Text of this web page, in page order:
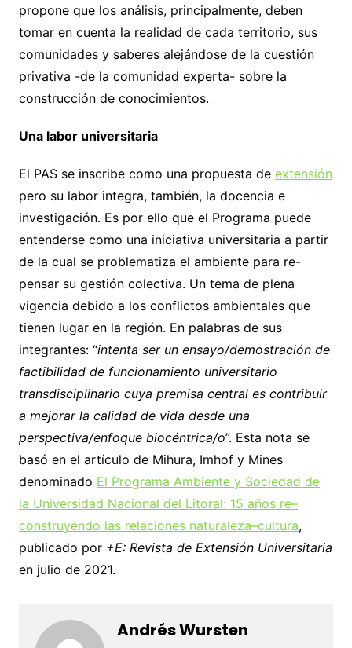
propone que los análisis, principalmente, deben
tomar en cuenta la realidad de cada territorio, sus
comunidades y saberes alejándose de la cuestión
privativa -de la comunidad experta- sobre la
construcción de conocimientos.
Una labor universitaria
El PAS se inscribe como una propuesta de extensión
pero su labor integra, también, la docencia e
investigación. Es por ello que el Programa puede
entenderse como una iniciativa universitaria a partir
de la cual se problematiza el ambiente para re-
pensar su gestión colectiva. Un tema de plena
vigencia debido a los conflictos ambientales que
tienen lugar en la región. En palabras de sus
integrantes: “intenta ser un ensayo/demostración de
factibilidad de funcionamiento universitario
transdisciplinario cuya premisa central es contribuir
a mejorar la calidad de vida desde una
perspectiva/enfoque biocéntrica/o”. Esta nota se
basó en el artículo de Mihura, Imhof y Mines
denominado El Programa Ambiente y Sociedad de
la Universidad Nacional del Litoral: 15 años re–
construyendo las relaciones naturaleza–cultura,
publicado por +E: Revista de Extensión Universitaria
en julio de 2021.
Andrés Wursten